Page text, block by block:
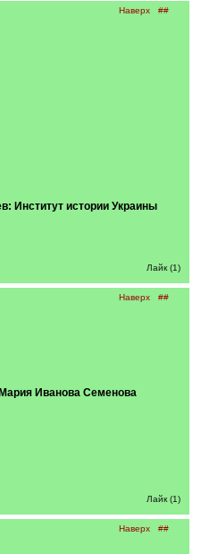
Наверх ##
Институт истории Украины
Лайк (1)
Наверх ##
Иванова Семенова
Лайк (1)
Наверх ##